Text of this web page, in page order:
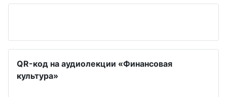
QR-код на аудиолекции «Финансовая
культура»